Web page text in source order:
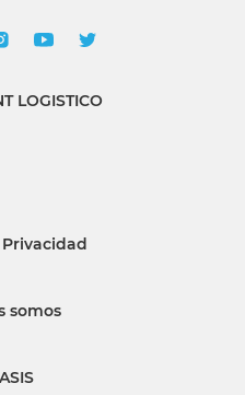
LOGISTICO
somos